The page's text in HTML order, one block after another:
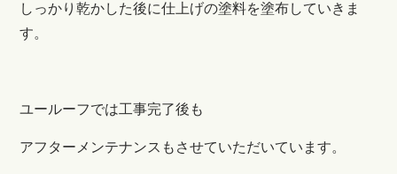
しっかり乾かした後に仕上げの塗料を塗布していきま
す。
ユールーフでは工事完了後も
アフターメンテナンスもさせていただいています。